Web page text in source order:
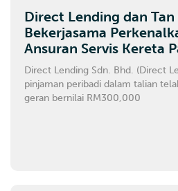
Direct Lending dan
Bekerjasama
Ansuran Servis Kereta
Direct Lending Sdn. Bhd. (Direct
pinjaman peribadi dalam talian
geran bernilai RM300,000